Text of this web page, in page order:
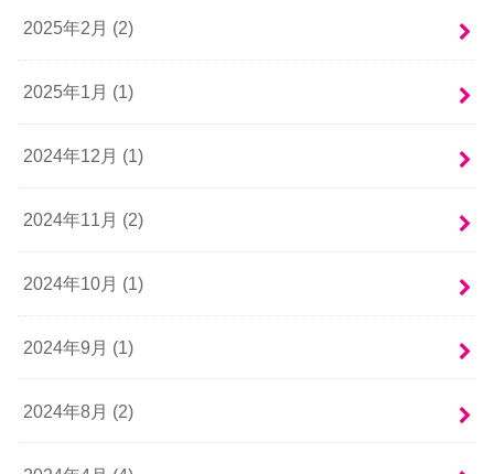
2025年2月 (2)
2025年1月 (1)
2024年12月 (1)
2024年11月 (2)
2024年10月 (1)
2024年9月 (1)
2024年8月 (2)